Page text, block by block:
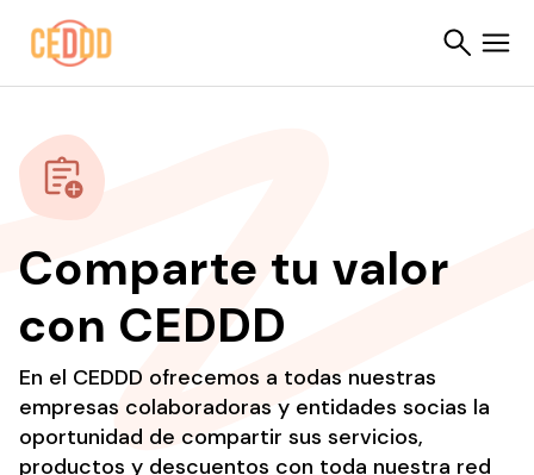
Comparte tu valor
con CEDDD
En el CEDDD ofrecemos a todas nuestras
empresas colaboradoras y entidades socias la
oportunidad de compartir sus servicios,
productos y descuentos con toda nuestra red